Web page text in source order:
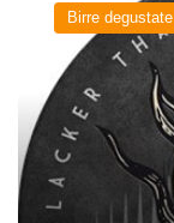
Birrificio
Birre degustate